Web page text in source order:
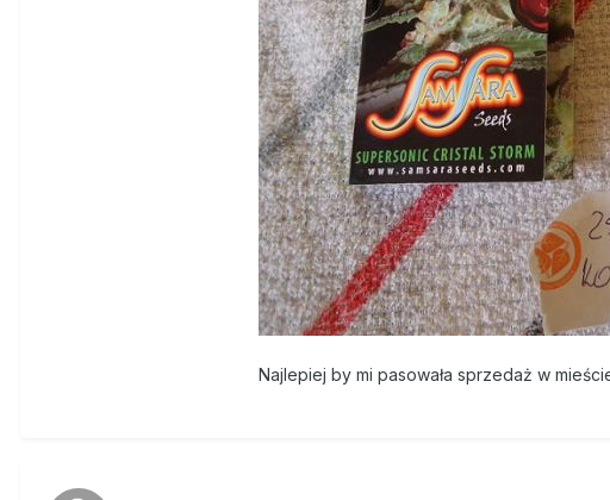
Najlepiej by mi pasowała sprzedaż w